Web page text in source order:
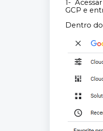
1-
GCP e
Dentro